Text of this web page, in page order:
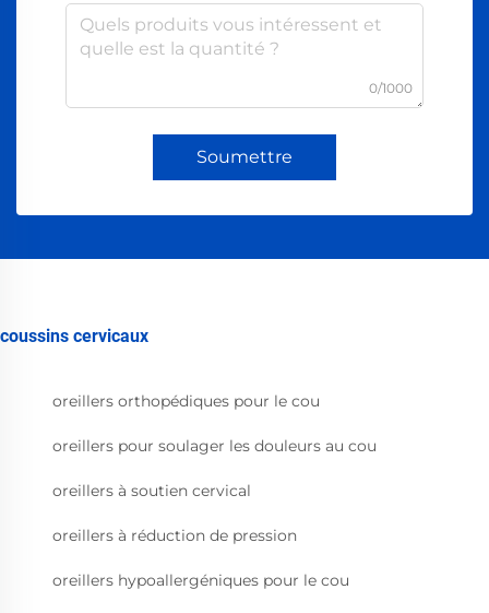
0/1000
Soumettre
coussins cervicaux
oreillers orthopédiques pour le cou
oreillers pour soulager les douleurs au cou
oreillers à soutien cervical
oreillers à réduction de pression
oreillers hypoallergéniques pour le cou